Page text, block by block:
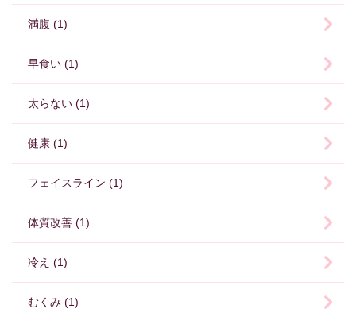
満腹 (1)
早食い (1)
太らない (1)
健康 (1)
フェイスライン (1)
体質改善 (1)
冷え (1)
むくみ (1)